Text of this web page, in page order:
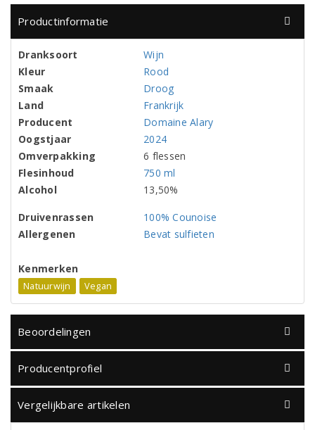
Productinformatie
Dranksoort
Wijn
Kleur
Rood
Smaak
Droog
Land
Frankrijk
Producent
Domaine Alary
Oogstjaar
2024
Omverpakking
6 flessen
Flesinhoud
750 ml
Alcohol
13,50%
Druivenrassen
100% Counoise
Allergenen
Bevat sulfieten
Kenmerken
Natuurwijn Vegan
Beoordelingen
Producentprofiel
Vergelijkbare artikelen